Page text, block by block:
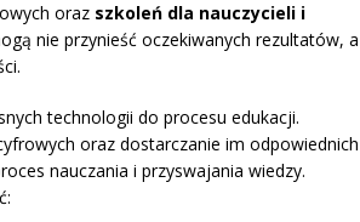
oraz szkoleń dla nauczycieli i
nie przynieść oczekiwanych rezultatów, a
technologii do procesu edukacji.
oraz dostarczanie im odpowiednich
nauczania i przyswajania wiedzy.